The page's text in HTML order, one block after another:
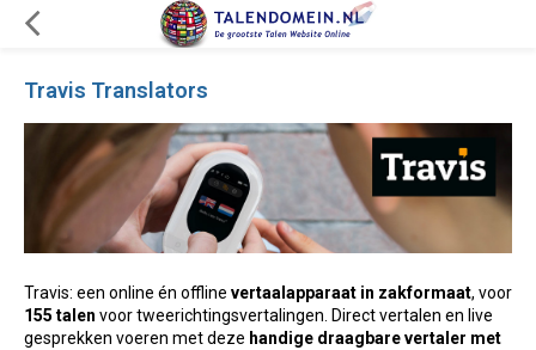
Travis Translators
Travis: een online én offline vertaalapparaat in zakformaat, voor
155 talen voor tweerichtingsvertalingen. Direct vertalen en live
gesprekken voeren met deze handige draagbare vertaler met